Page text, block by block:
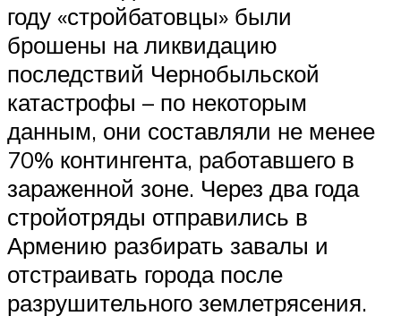
году «стройбатовцы» были
брошены на ликвидацию
последствий Чернобыльской
катастрофы – по некоторым
данным, они составляли не менее
70% контингента, работавшего в
зараженной зоне. Через два года
стройотряды отправились в
Армению разбирать завалы и
отстраивать города после
разрушительного землетрясения.